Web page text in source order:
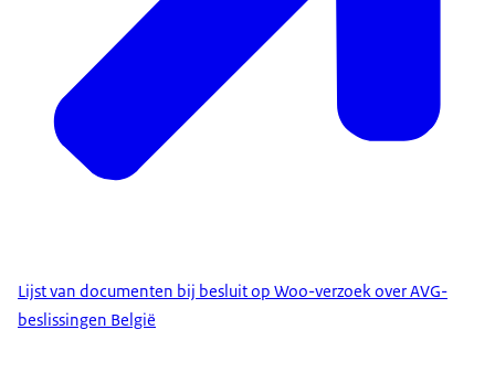
Lijst van documenten bij besluit op Woo-verzoek over AVG-
beslissingen België